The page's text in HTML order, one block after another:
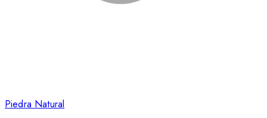
Piedra Natural